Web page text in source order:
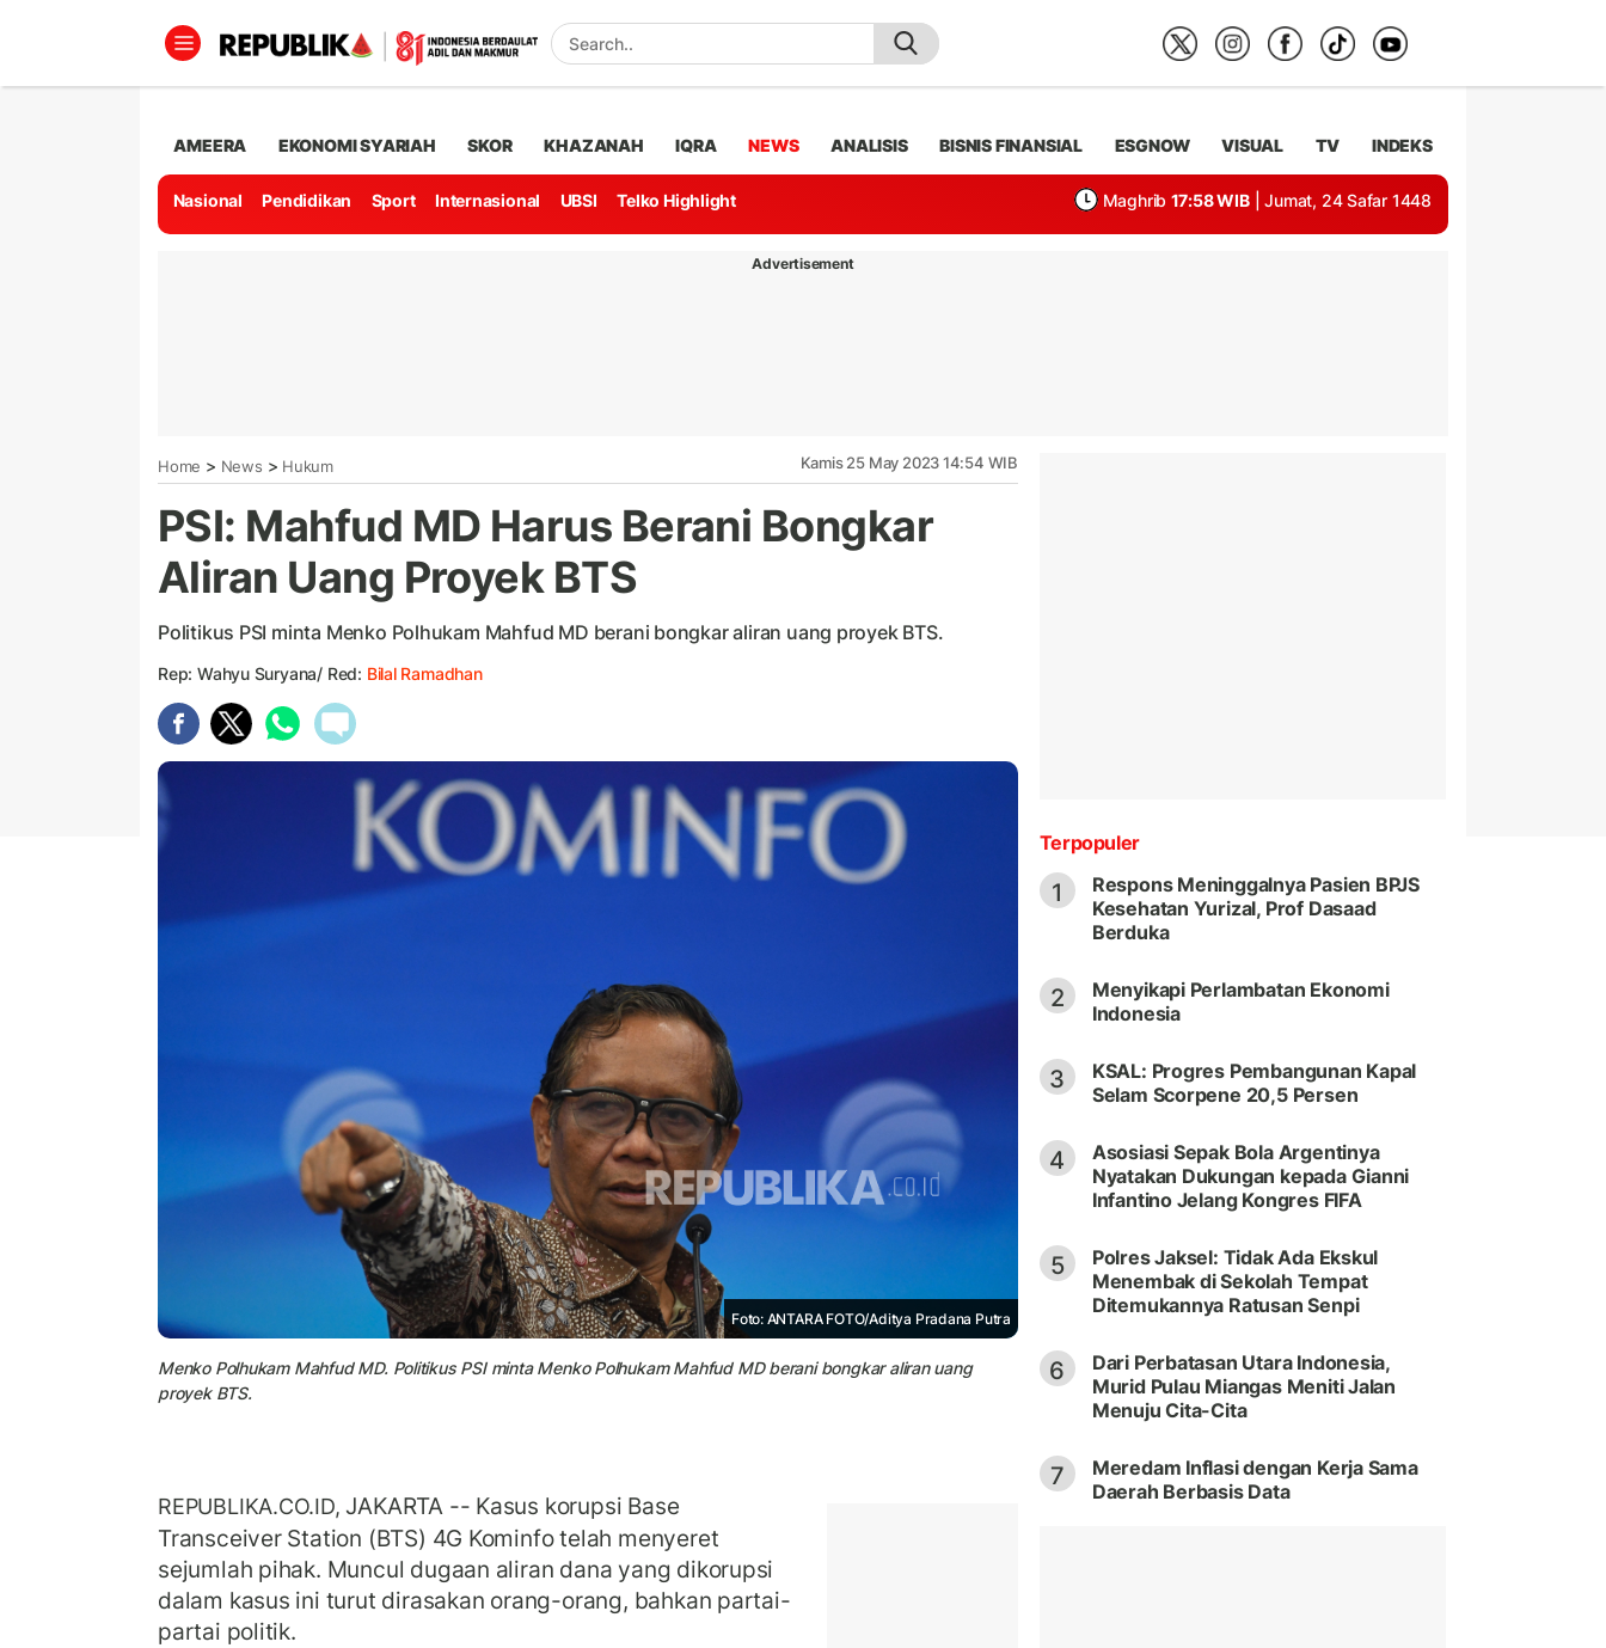
AMEERA EKONOMI SYARIAH SKOR KHAZANAH IQRA NEWS ANALISIS BISNIS FINANSIAL ESGNOW VISUAL TV INDEKS
Nasional Pendidikan Sport Internasional UBSI Telko Highlight Maghrib 17:58 WIB | Jumat, 24 Safar 1448
Advertisement
Home > News > Hukum Kamis 25 May 2023 14:54 WIB
PSI: Mahfud MD Harus Berani Bongkar
Aliran Uang Proyek BTS
Politikus PSI minta Menko Polhukam Mahfud MD berani bongkar aliran uang proyek BTS.
Rep: Wahyu Suryana/ Red: Bilal Ramadhan
Foto: ANTARA FOTO/Aditya Pradana Putra
Menko Polhukam Mahfud MD. Politikus PSI minta Menko Polhukam Mahfud MD berani bongkar aliran uang
proyek BTS.
REPUBLIKA.CO.ID,JAKARTA -- Kasus korupsi Base
Transceiver Station (BTS) 4G Kominfo telah menyeret
sejumlah pihak. Muncul dugaan aliran dana yang dikorupsi
dalam kasus ini turut dirasakan orang-orang, bahkan partai-
partai politik.
Terpopuler
1
Respons Meninggalnya Pasien BPJS
Kesehatan Yurizal, Prof Dasaad
Berduka
2
Menyikapi Perlambatan Ekonomi
Indonesia
3
KSAL: Progres Pembangunan Kapal
Selam Scorpene 20,5 Persen
4
Asosiasi Sepak Bola Argentinya
Nyatakan Dukungan kepada Gianni
Infantino Jelang Kongres FIFA
5
Polres Jaksel: Tidak Ada Ekskul
Menembak di Sekolah Tempat
Ditemukannya Ratusan Senpi
6
Dari Perbatasan Utara Indonesia,
Murid Pulau Miangas Meniti Jalan
Menuju Cita-Cita
7
Meredam Inflasi dengan Kerja Sama
Daerah Berbasis Data